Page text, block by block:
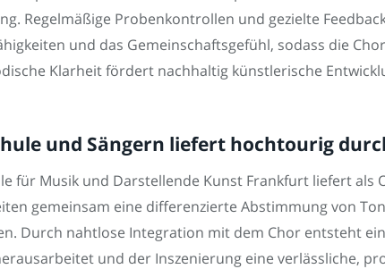
Regelmäßige Probenkontrollen und gezielte
und das Gemeinschaftsgefühl, sodass die
Klarheit fördert nachhaltig künstlerische
und Sängern liefert hochtourig
für Musik und Darstellende Kunst Frankfurt liefert als
gemeinsam eine differenzierte Abstimmung von
Durch nahtlose Integration mit dem Chor entsteht
und der Inszenierung eine verlässliche,